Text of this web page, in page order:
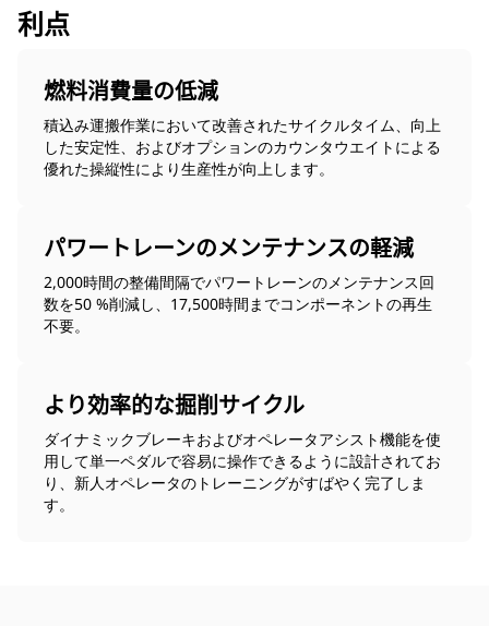
利点
燃料消費量の低減
積込み運搬作業において改善されたサイクルタイム、向上
した安定性、およびオプションのカウンタウエイトによる
優れた操縦性により生産性が向上します。
パワートレーンのメンテナンスの軽減
2,000時間の整備間隔でパワートレーンのメンテナンス回
数を50 %削減し、17,500時間までコンポーネントの再生
不要。
より効率的な掘削サイクル
ダイナミックブレーキおよびオペレータアシスト機能を使
用して単一ペダルで容易に操作できるように設計されてお
り、新人オペレータのトレーニングがすばやく完了しま
す。